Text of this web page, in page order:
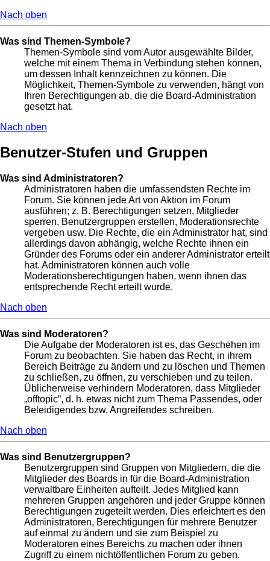
Nach oben
Was sind Themen-Symbole?
Themen-Symbole sind vom Autor ausgewählte Bilder,
welche mit einem Thema in Verbindung stehen können,
um dessen Inhalt kennzeichnen zu können. Die
Möglichkeit, Themen-Symbole zu verwenden, hängt von
Ihren Berechtigungen ab, die die Board-Administration
gesetzt hat.
Nach oben
Benutzer-Stufen und Gruppen
Was sind Administratoren?
Administratoren haben die umfassendsten Rechte im
Forum. Sie können jede Art von Aktion im Forum
ausführen; z. B. Berechtigungen setzen, Mitglieder
sperren, Benutzergruppen erstellen, Moderationsrechte
vergeben usw. Die Rechte, die ein Administrator hat, sind
allerdings davon abhängig, welche Rechte ihnen ein
Gründer des Forums oder ein anderer Administrator erteilt
hat. Administratoren können auch volle
Moderationsberechtigungen haben, wenn ihnen das
entsprechende Recht erteilt wurde.
Nach oben
Was sind Moderatoren?
Die Aufgabe der Moderatoren ist es, das Geschehen im
Forum zu beobachten. Sie haben das Recht, in ihrem
Bereich Beiträge zu ändern und zu löschen und Themen
zu schließen, zu öffnen, zu verschieben und zu teilen.
Üblicherweise verhindern Moderatoren, dass Mitglieder
„offtopic“, d. h. etwas nicht zum Thema Passendes, oder
Beleidigendes bzw. Angreifendes schreiben.
Nach oben
Was sind Benutzergruppen?
Benutzergruppen sind Gruppen von Mitgliedern, die die
Mitglieder des Boards in für die Board-Administration
verwaltbare Einheiten aufteilt. Jedes Mitglied kann
mehreren Gruppen angehören und jeder Gruppe können
Berechtigungen zugeteilt werden. Dies erleichtert es den
Administratoren, Berechtigungen für mehrere Benutzer
auf einmal zu ändern und sie zum Beispiel zu
Moderatoren eines Bereichs zu machen oder ihnen
Zugriff zu einem nichtöffentlichen Forum zu geben.